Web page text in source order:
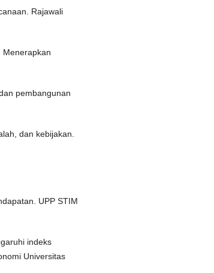
Rajawali
Menerapkan
pembangunan
dan kebijakan.
UPP STIM
indeks
Universitas